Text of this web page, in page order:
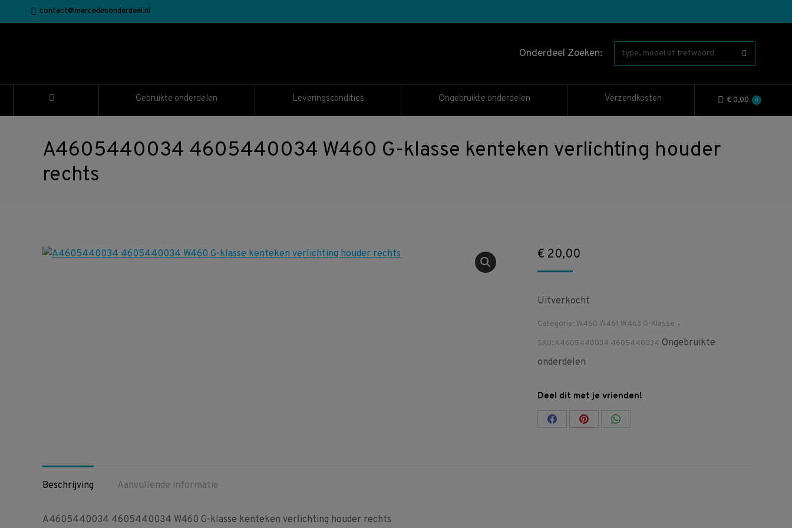
contact@mercedesonderdeel.nl
Onderdeel Zoeken:
Gebruikte onderdelen Leveringscondities Ongebruikte onderdelen Verzendkosten € 0,00 0
A4605440034 4605440034 W460 G-klasse kenteken verlichting houder
rechts
€ 20,00
Uitverkocht
Categorie: W460 W461 W463 G-Klasse
SKU:A4605440034 4605440034 Ongebruikte
onderdelen
Deel dit met je vrienden!
Share Share Share
Beschrijving
Aanvullende informatie
A4605440034 4605440034 W460 G-klasse kenteken verlichting houder rechts